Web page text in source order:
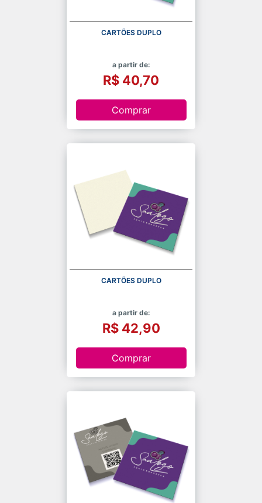
CARTÕES DUPLO
a partir de:
R$ 40,70
Comprar
CARTÕES DUPLO
a partir de:
R$ 42,90
Comprar